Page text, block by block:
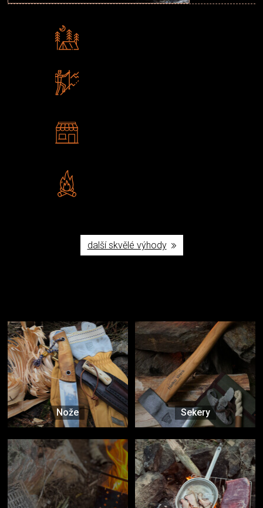
další skvělé výhody
Nože Sekery